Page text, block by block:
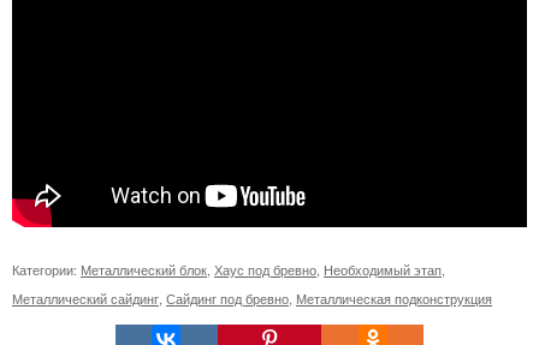
Категории: Металлический блок, Хаус под бревно, Необходимый этап,
Металлический сайдинг, Сайдинг под бревно, Металлическая подконструкция